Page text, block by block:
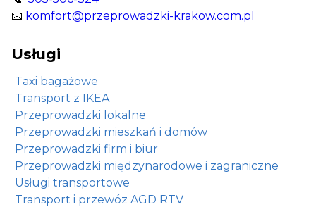
📧 komfort@przeprowadzki-krakow.com.pl
Usługi
Taxi bagażowe
Transport z IKEA
Przeprowadzki lokalne
Przeprowadzki mieszkań i domów
Przeprowadzki firm i biur
Przeprowadzki międzynarodowe i zagraniczne
Usługi transportowe
Transport i przewóz AGD RTV